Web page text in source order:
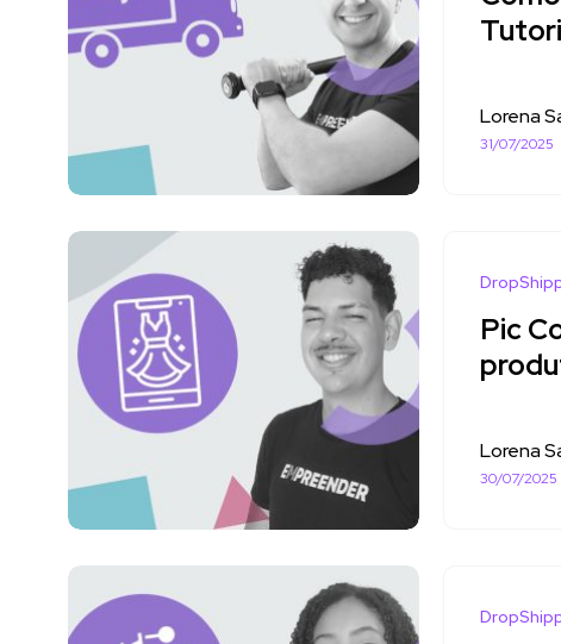
Lorena
31/07/2025
Pic
Lorena
30/07/2025